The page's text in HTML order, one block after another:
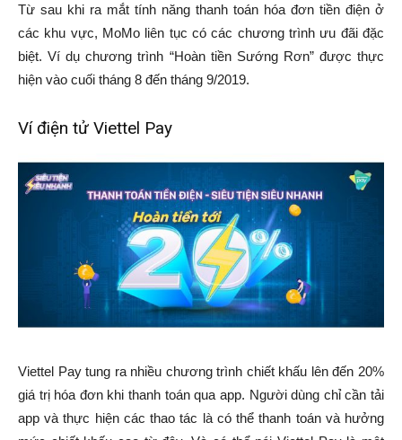
Từ sau khi ra mắt tính năng thanh toán hóa đơn tiền điện ở
các khu vực, MoMo liên tục có các chương trình ưu đãi đặc
biệt. Ví dụ chương trình “Hoàn tiền Sướng Rơn” được thực
hiện vào cuối tháng 8 đến tháng 9/2019.
Ví điện tử Viettel Pay
Viettel Pay tung ra nhiều chương trình chiết khấu lên đến 20%
giá trị hóa đơn khi thanh toán qua app. Người dùng chỉ cần tải
app và thực hiện các thao tác là có thể thanh toán và hưởng